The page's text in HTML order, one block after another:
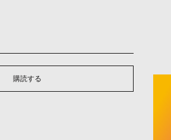
購読する